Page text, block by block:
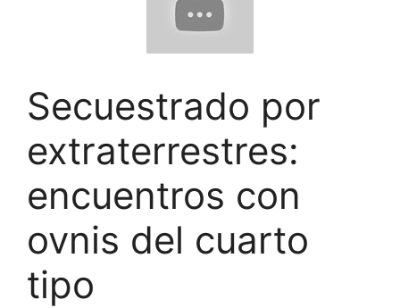
Secuestrado por
extraterrestres:
encuentros con
ovnis del cuarto
tipo